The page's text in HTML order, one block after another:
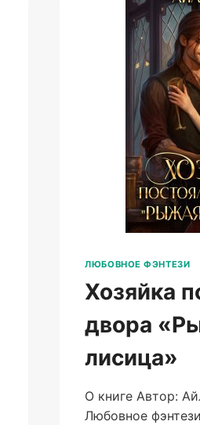
ЛЮБОВНОЕ ФЭНТЕЗИ
Хозяйка
двора
лисица»
О книге Автор:
Любовное